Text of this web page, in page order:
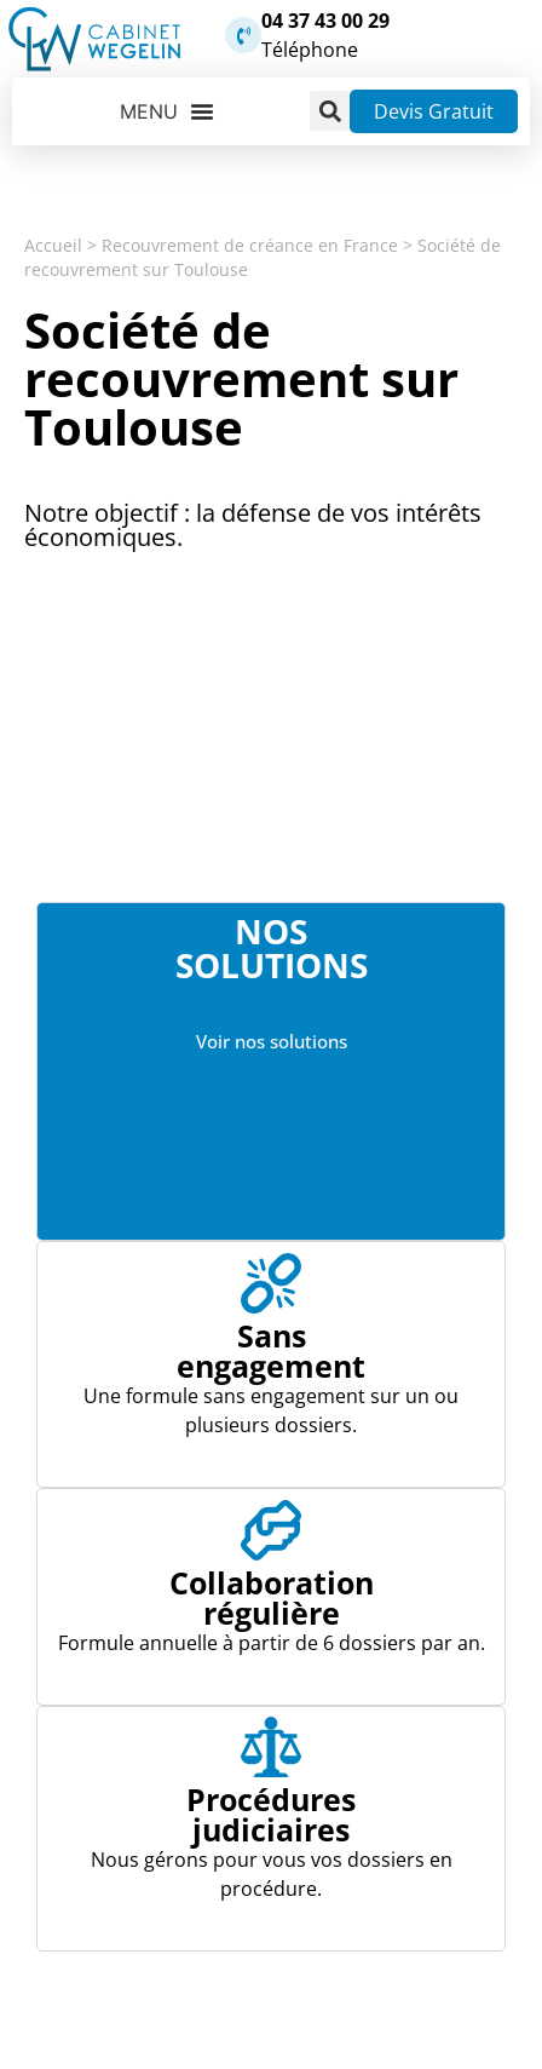
04 37 43 00 29
Téléphone
Devis Gratuit
Accueil > Recouvrement de créance en France > Société de
recouvrement sur Toulouse
Société de
recouvrement sur
Toulouse
Notre objectif : la défense de vos intérêts
économiques.
NOS
SOLUTIONS
Voir nos solutions
Sans
engagement
Une formule sans engagement sur un ou
plusieurs dossiers.
Collaboration
régulière
Formule annuelle à partir de 6 dossiers par an.
Procédures
judiciaires
Nous gérons pour vous vos dossiers en
procédure.